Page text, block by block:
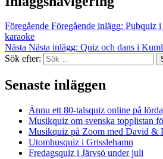
Föregående Föregående inlägg: Pubquiz
karaoke
Nästa Nästa inlägg: Quiz och dans i
Sök efter:
Senaste inläggen
Ännu ett 80-talsquiz online på
Musikquiz om svenska topplistan
Musikquiz på Zoom med David &
Utomhusquiz i Grisslehamn
Fredagsquiz i Järvsö under juli